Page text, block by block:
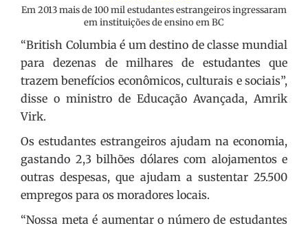
Em 2013 mais de 100 mil estudantes estrangeiros ingressaram
em instituições de ensino em BC
“British Columbia é um destino de classe mundial
para dezenas de milhares de estudantes que
trazem benefícios econômicos, culturais e sociais”,
disse o ministro de Educação Avançada, Amrik
Virk.
Os estudantes estrangeiros ajudam na economia,
gastando 2,3 bilhões dólares com alojamentos e
outras despesas, que ajudam a sustentar 25.500
empregos para os moradores locais.
“Nossa meta é aumentar o número de estudantes